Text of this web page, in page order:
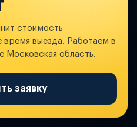
стоимость
время выезда. Работаем в
Московская область.
заявку